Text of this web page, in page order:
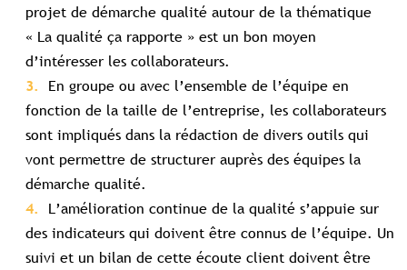
projet de démarche qualité autour de la thématique
« La qualité ça rapporte » est un bon moyen
d’intéresser les collaborateurs.
En groupe ou avec l’ensemble de l’équipe en
fonction de la taille de l’entreprise, les collaborateurs
sont impliqués dans la rédaction de divers outils qui
vont permettre de structurer auprès des équipes la
démarche qualité.
L’amélioration continue de la qualité s’appuie sur
des indicateurs qui doivent être connus de l’équipe. Un
suivi et un bilan de cette écoute client doivent être